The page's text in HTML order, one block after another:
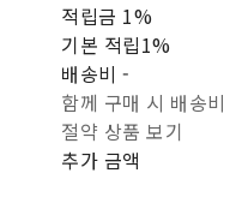
적립금 1%
기본 적립1%
배송비-
함께 구매 시 배송비
절약 상품 보기
추가 금액